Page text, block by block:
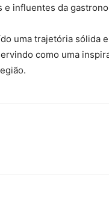
e influentes da
uma trajetória sólida
como uma